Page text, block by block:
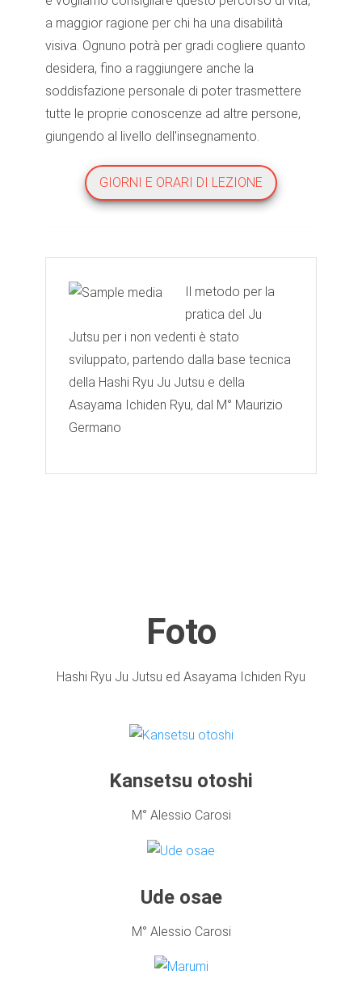
a maggior ragione per chi ha una disabilità
visiva. Ognuno potrà per gradi cogliere quanto
desidera, fino a raggiungere anche la
soddisfazione personale di poter trasmettere
tutte le proprie conoscenze ad altre persone,
giungendo al livello dell'insegnamento.
GIORNI E ORARI DI LEZIONE
Il metodo per la
pratica del Ju
Jutsu per i non vedenti è stato
sviluppato, partendo dalla base tecnica
della Hashi Ryu Ju Jutsu e della
Asayama Ichiden Ryu, dal M° Maurizio
Germano
Foto
Hashi Ryu Ju Jutsu ed Asayama Ichiden Ryu
Kansetsu otoshi
M° Alessio Carosi
Ude osae
M° Alessio Carosi